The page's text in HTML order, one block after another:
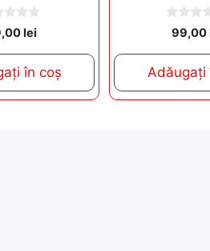
lei
în coș
0
o
5
99,00
Adăugați